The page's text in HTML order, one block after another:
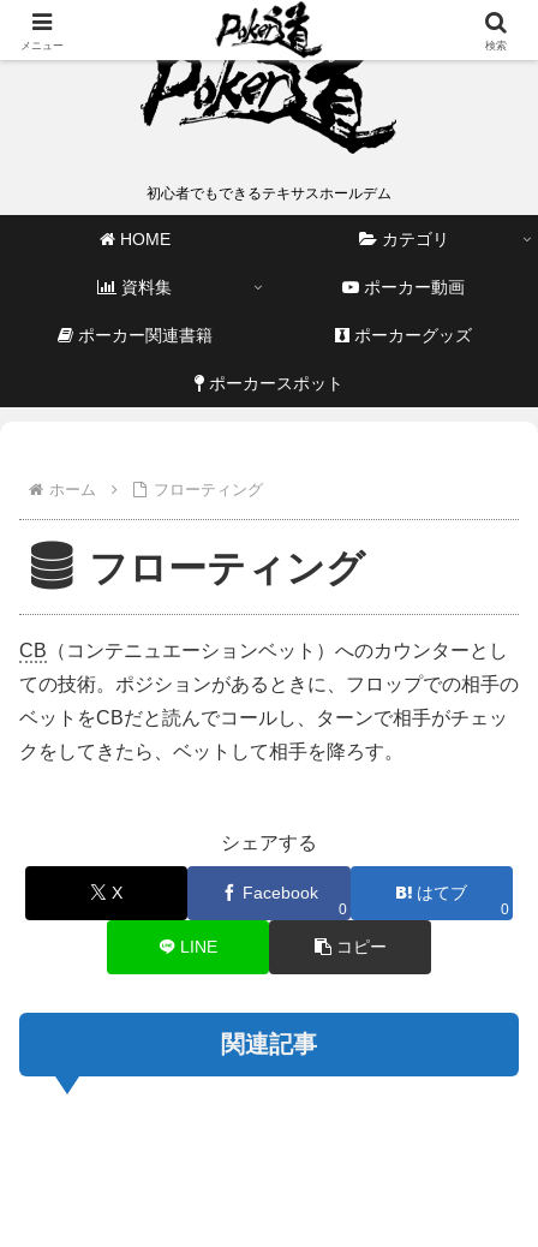
初心者でもできるテキサスホールデム
HOME カテゴリ
資料集 ポーカー動画
ポーカー関連書籍 ポーカーグッズ
ポーカースポット
ホーム フローティング
フローティング
CB （コンテニュエーションベット）へのカウンターとし
ての技術。ポジションがあるときに、フロップでの相手の
ベットをCBだと読んでコールし、ターンで相手がチェッ
クをしてきたら、ベットして相手を降ろす。
シェアする
X Facebook
0
はてブ
0
LINE コピー
関連記事
メニュー 検索